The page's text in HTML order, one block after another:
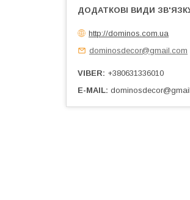
http://dominos.com.ua
dominosdecor@gmail.com
VIBER
+380631336010
E-MAIL